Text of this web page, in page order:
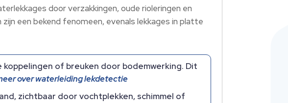
door verzakkingen, oude rioleringen en
een bekend fenomeen, evenals lekkages in platte
of breuken door bodemwerking. Dit
over waterleiding lekdetectie
zichtbaar door vochtplekken, schimmel of